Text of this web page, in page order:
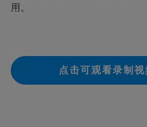
用。
点击可观看录制